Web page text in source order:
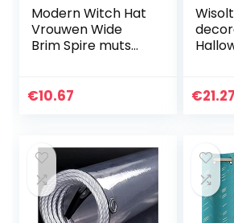
Modern Witch Hat
Vrouwen Wide
Brim Spire muts
Kostuum,
€10.67
cm
€21.27